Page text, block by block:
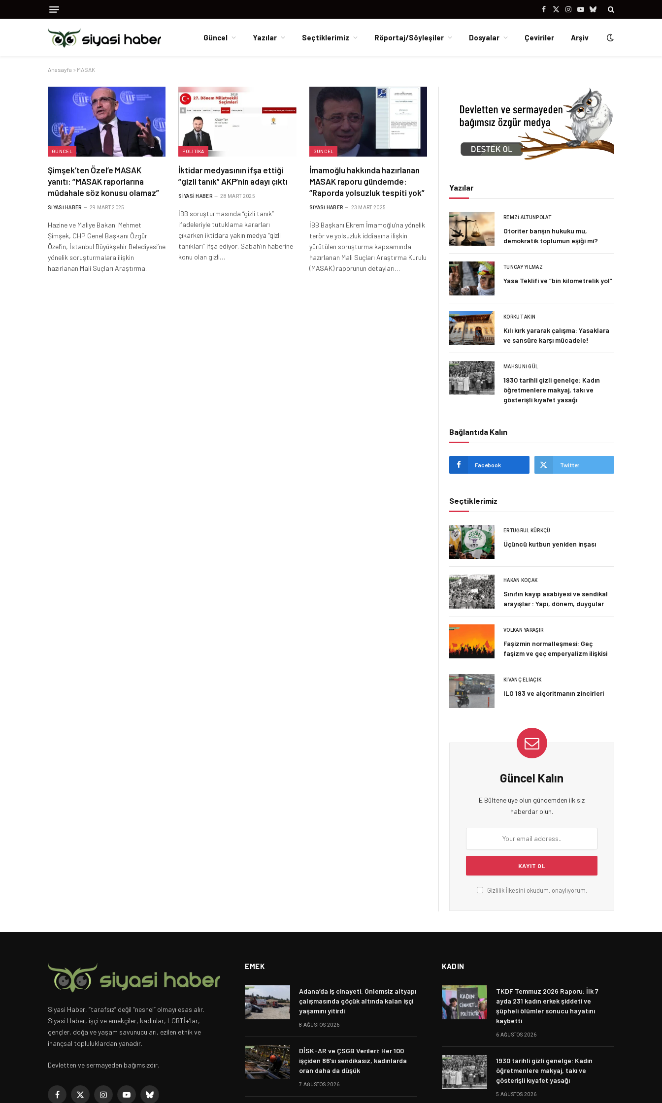
Facebook
X
Instagram
YouTubeBluesky
Güncel Yazılar Seçtiklerimiz Röportaj/Söyleşiler Dosyalar Çeviriler Arşiv
Anasayfa » MASAK
GÜNCEL
Şimşek’ten Özel’e MASAK
yanıtı: “MASAK raporlarına
müdahale söz konusu olamaz”
SIYASI HABER 29 MART 2025
Hazine ve Maliye Bakanı Mehmet
Şimşek, CHP Genel Başkanı Özgür
Özel’in, İstanbul Büyükşehir Belediyesi’ne
yönelik soruşturmalara ilişkin
hazırlanan Mali Suçları Araştırma…
POLITIKA
İktidar medyasının ifşa ettiği
“gizli tanık” AKP’nin adayı çıktı
SIYASI HABER 28 MART 2025
İBB soruşturmasında “gizli tanık”
ifadeleriyle tutuklama kararları
çıkarken iktidara yakın medya “gizli
tanıkları” ifşa ediyor. Sabah’ın haberine
konu olan gizli…
GÜNCEL
İmamoğlu hakkında hazırlanan
MASAK raporu gündemde:
“Raporda yolsuzluk tespiti yok”
SIYASI HABER 23 MART 2025
İBB Başkanı Ekrem İmamoğlu’na yönelik
terör ve yolsuzluk iddiasına ilişkin
yürütülen soruşturma kapsamında
hazırlanan Mali Suçları Araştırma Kurulu
(MASAK) raporunun detayları…
Yazılar
REMZI ALTUNPOLAT
Otoriter barışın hukuku mu,
demokratik toplumun eşiği mi?
TUNCAY YILMAZ
Yasa Teklifi ve “bin kilometrelik yol”
KORKUT AKIN
Kılı kırk yararak çalışma: Yasaklara
ve sansüre karşı mücadele!
MAHSUNI GÜL
1930 tarihli gizli genelge: Kadın
öğretmenlere makyaj, takı ve
gösterişli kıyafet yasağı
Bağlantıda Kalın
Facebook Twitter
Seçtiklerimiz
ERTUĞRUL KÜRKÇÜ
Üçüncü kutbun yeniden inşası
HAKAN KOÇAK
Sınıfın kayıp asabiyesi ve sendikal
arayışlar : Yapı, dönem, duygular
VOLKAN YARAŞIR
Faşizmin normalleşmesi: Geç
faşizm ve geç emperyalizm ilişkisi
KIVANÇ ELIAÇIK
ILO 193 ve algoritmanın zincirleri
Güncel Kalın
E Bültene üye olun gündemden ilk siz
haberdar olun.
Gizlilik İlkesini okudum, onaylıyorum.
Siyasi Haber, “tarafsız” değil “nesnel” olmayı esas alır.
Siyasi Haber, işçi ve emekçiler, kadınlar, LGBTİ+’lar,
gençler, doğa ve yaşam savunucuları, ezilen etnik ve
inançsal topluluklardan yanadır.
Devletten ve sermayeden bağımsızdır.
Facebook
X InstagramYouTubeBluesky
EMEK
Adana’da iş cinayeti: Önlemsiz altyapı
çalışmasında göçük altında kalan işçi
yaşamını yitirdi
8 AĞUSTOS 2026
DİSK-AR ve ÇSGB Verileri: Her 100
işçiden 86’sı sendikasız, kadınlarda
oran daha da düşük
7 AĞUSTOS 2026
KADIN
TKDF Temmuz 2026 Raporu: İlk 7
ayda 231 kadın erkek şiddeti ve
şüpheli ölümler sonucu hayatını
kaybetti
6 AĞUSTOS 2026
1930 tarihli gizli genelge: Kadın
öğretmenlere makyaj, takı ve
gösterişli kıyafet yasağı
5 AĞUSTOS 2026